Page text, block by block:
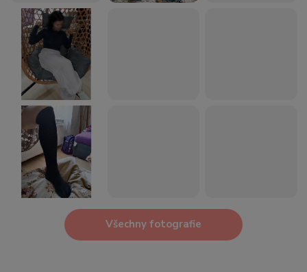
Všechny fotografie